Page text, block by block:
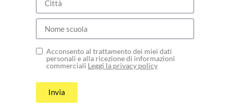
Acconsento al trattamento dei miei dati
personali e alla ricezione di informazioni
commerciali Leggi la privacy policy
Invia